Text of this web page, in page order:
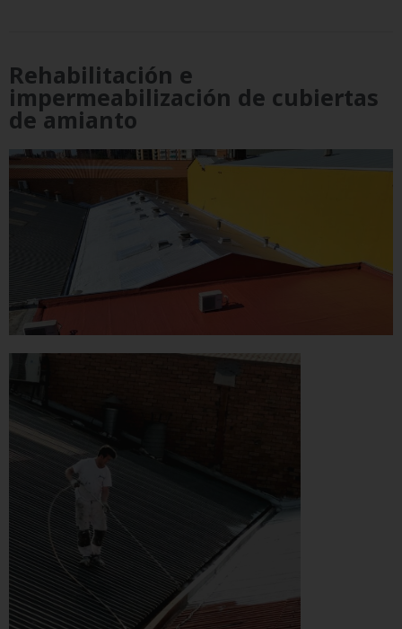
Rehabilitación e
impermeabilización de cubiertas
de amianto